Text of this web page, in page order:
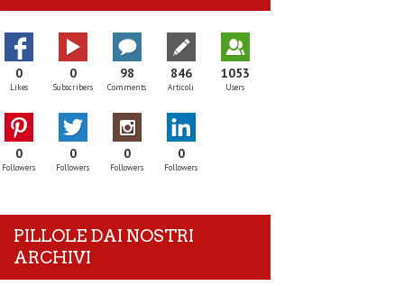
0
Likes
0
Subscribers
98
Comments
846
Articoli
1053
Users
0
Followers
0
Followers
0
Followers
0
Followers
PILLOLE DAI NOSTRI
ARCHIVI